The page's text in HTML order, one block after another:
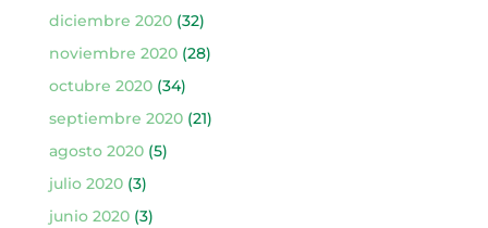
diciembre 2020(32)
noviembre 2020(28)
octubre 2020(34)
septiembre 2020(21)
agosto 2020(5)
julio 2020(3)
junio 2020(3)